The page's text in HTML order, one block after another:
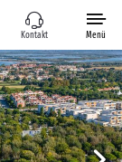
Kontakt Menü